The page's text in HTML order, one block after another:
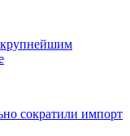
сократили импорт